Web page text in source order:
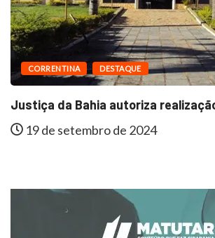
CORRENTINA DESTAQUE
Justiça da Bahia autoriza
19 de setembro de 2024